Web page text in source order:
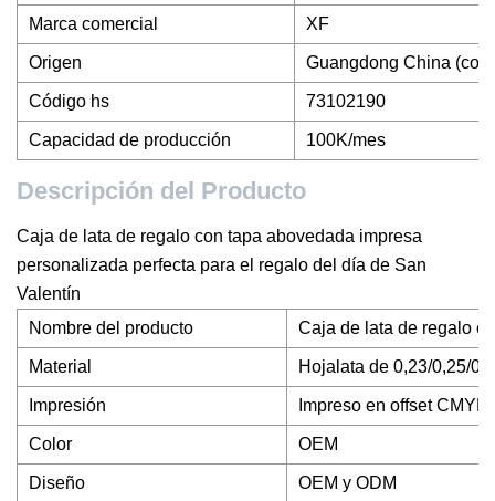
Marca comercial XF
Origen Guangdong China
Código hs 73102190
Capacidad de producción 100K/mes
Descripción del Producto
Caja de lata de regalo con tapa abovedada impresa
personalizada perfecta para el regalo del día de San
Valentín
Nombre del producto
Caja de lata de regalo
Material Hojalata de 0,23/0,25/
Impresión Impreso en offset CMYK
Color OEM
Diseño OEM y ODM